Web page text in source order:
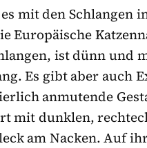
es mit den Schlangen
Europäische
ist dünn und
Es gibt aber auch
anmutende
mit dunklen,
am Nacken. Auf